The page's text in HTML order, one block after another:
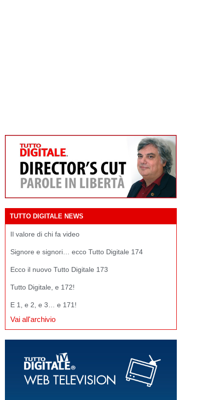
TUTTO DIGITALE NEWS
Il valore di chi fa video
Signore e signori… ecco Tutto Digitale 174
Ecco il nuovo Tutto Digitale 173
Tutto Digitale, e 172!
E 1, e 2, e 3… e 171!
Vai all'archivio